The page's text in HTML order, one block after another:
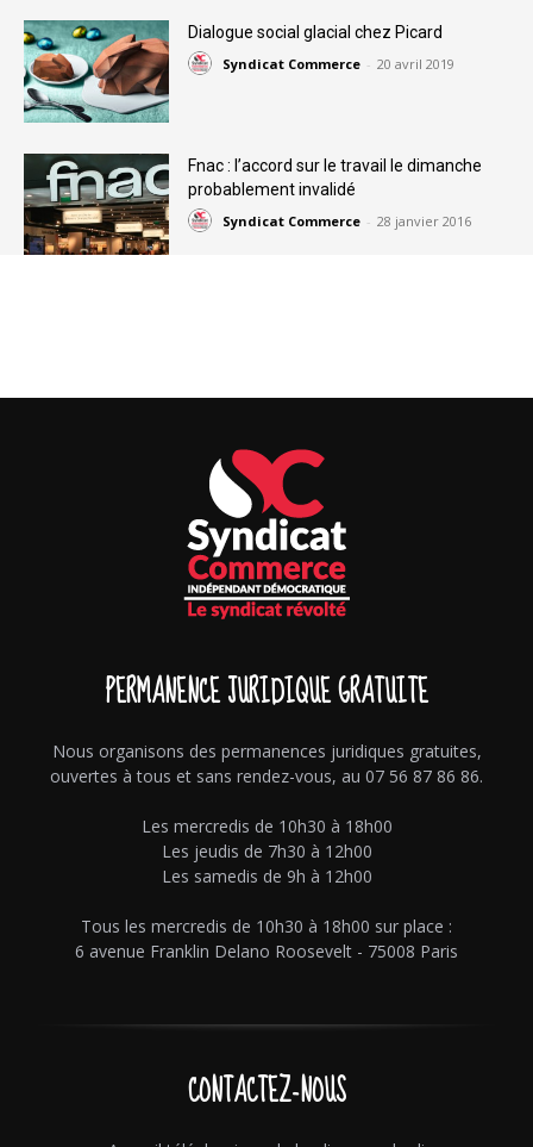
Dialogue social glacial chez Picard
Syndicat Commerce - 20 avril 2019
Fnac : l’accord sur le travail le dimanche
probablement invalidé
Syndicat Commerce - 28 janvier 2016
PERMANENCE JURIDIQUE GRATUITE
Nous organisons des permanences juridiques gratuites,
ouvertes à tous et sans rendez-vous, au 07 56 87 86 86.
Les mercredis de 10h30 à 18h00
Les jeudis de 7h30 à 12h00
Les samedis de 9h à 12h00
Tous les mercredis de 10h30 à 18h00 sur place :
6 avenue Franklin Delano Roosevelt - 75008 Paris
CONTACTEZ-NOUS